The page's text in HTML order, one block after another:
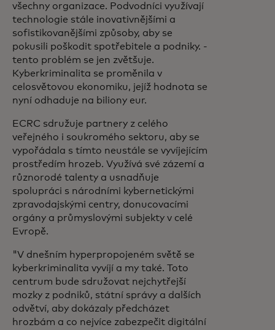
všechny organizace. Podvodníci využívají
technologie stále inovativnějšími a
sofistikovanějšími způsoby, aby se
pokusili poškodit spotřebitele a podniky. -
tento problém se jen zvětšuje.
Kyberkriminalita se proměnila v
celosvětovou ekonomiku, jejíž hodnota se
nyní odhaduje na biliony eur.
ECRC sdružuje partnery z celého
veřejného i soukromého sektoru, aby se
vypořádala s tímto neustále se vyvíjejícím
prostředím hrozeb. Využívá své zázemí a
různorodé talenty a usnadňuje
spolupráci s národními kybernetickými
zpravodajskými centry, donucovacími
orgány a průmyslovými subjekty v celé
Evropě.
"V dnešním hyperpropojeném světě se
kyberkriminalita vyvíjí a my také. Toto
centrum bude sdružovat nejchytřejší
mozky z podniků, státní správy a dalších
odvětví, aby dokázaly předcházet
hrozbám a co nejvíce zabezpečit digitální